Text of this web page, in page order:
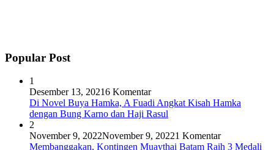
Popular Post
1
Desember 13, 20216 Komentar
Di Novel Buya Hamka, A Fuadi Angkat Kisah Hamka
dengan Bung Karno dan Haji Rasul
2
November 9, 2022November 9, 20221 Komentar
Membanggakan, Kontingen Muaythai Batam Raih 3 Medali